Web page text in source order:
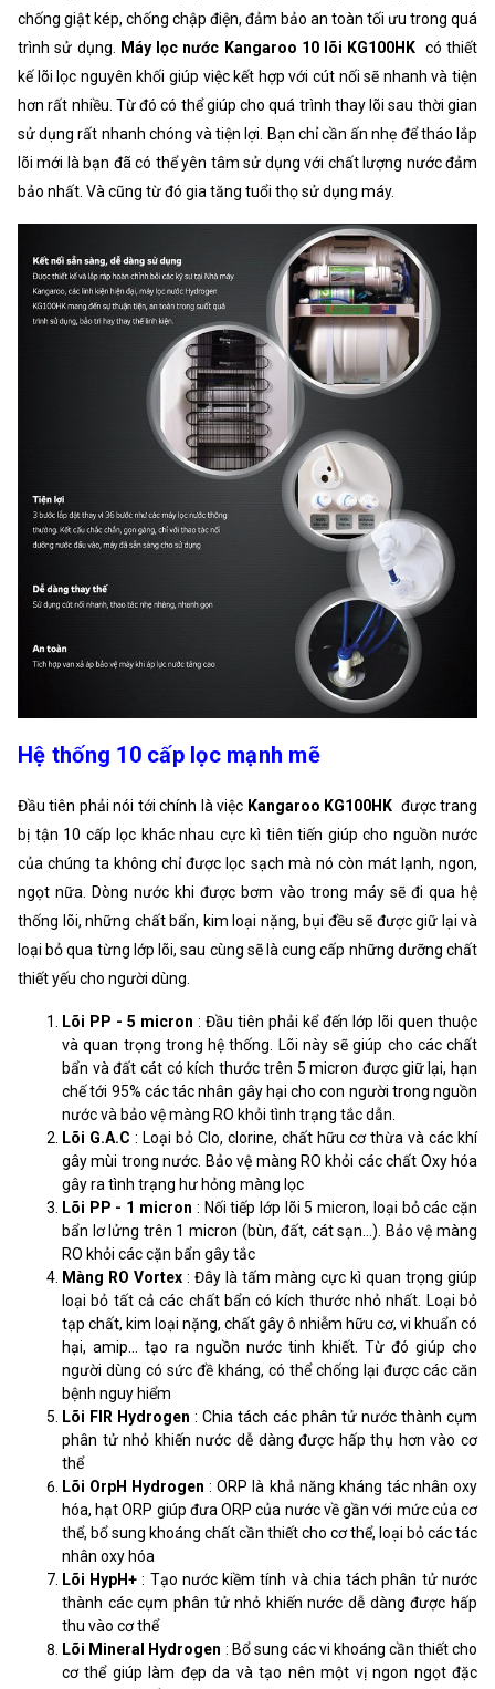
chống giật kép, chống chập điện, đảm bảo an toàn tối ưu trong quá
trình sử dụng.
Máy lọc nước Kangaroo 10 lõi KG100HK có thiết
kế lõi lọc nguyên khối giúp việc kết hợp với cút nối sẽ nhanh và tiện
hơn rất nhiều. Từ đó có thể giúp cho quá trình thay lõi sau thời gian
sử dụng rất nhanh chóng và tiện lợi. Bạn chỉ cần ấn nhẹ để tháo lắp
lõi mới là bạn đã có thể yên tâm sử dụng với chất lượng nước đảm
bảo nhất. Và cũng từ đó gia tăng tuổi thọ sử dụng máy.
Hệ thống 10 cấp lọc mạnh mẽ
Đầu tiên phải nói tới chính là việc Kangaroo KG100HK được trang
bị tận 10 cấp lọc khác nhau cực kì tiên tiến giúp cho nguồn nước
của chúng ta không chỉ được lọc sạch mà nó còn mát lạnh, ngon,
ngọt nữa. Dòng nước khi được bơm vào trong máy sẽ đi qua hệ
thống lõi, những chất bẩn, kim loại nặng, bụi đều sẽ được giữ lại và
loại bỏ qua từng lớp lõi, sau cùng sẽ là cung cấp những dưỡng chất
thiết yếu cho người dùng.
Lõi PP - 5 micron : Đầu tiên phải kể đến lớp lõi quen thuộc
và quan trọng trong hệ thống. Lõi này sẽ giúp cho các chất
bẩn và đất cát có kích thước trên 5 micron được giữ lại, hạn
chế tới 95% các tác nhân gây hại cho con người trong nguồn
nước và bảo vệ màng RO khỏi tình trạng tắc dẫn.
Lõi G.A.C : Loại bỏ Clo, clorine, chất hữu cơ thừa và các khí
gây mùi trong nước. Bảo vệ màng RO khỏi các chất Oxy hóa
gây ra tình trạng hư hỏng màng lọc
Lõi PP - 1 micron : Nối tiếp lớp lõi 5 micron, loại bỏ các cặn
bẩn lơ lửng trên 1 micron (bùn, đất, cát sạn…). Bảo vệ màng
RO khỏi các cặn bẩn gây tắc
Màng RO Vortex : Đây là tấm màng cực kì quan trọng giúp
loại bỏ tất cả các chất bẩn có kích thước nhỏ nhất. Loại bỏ
tạp chất, kim loại nặng, chất gây ô nhiễm hữu cơ, vi khuẩn có
hại, amip… tạo ra nguồn nước tinh khiết. Từ đó giúp cho
người dùng có sức đề kháng, có thể chống lại được các căn
bệnh nguy hiểm
Lõi FIR Hydrogen : Chia tách các phân tử nước thành cụm
phân tử nhỏ khiến nước dễ dàng được hấp thụ hơn vào cơ
thể
Lõi OrpH Hydrogen : ORP là khả năng kháng tác nhân oxy
hóa, hạt ORP giúp đưa ORP của nước về gần với mức của cơ
thể, bổ sung khoáng chất cần thiết cho cơ thể, loại bỏ các tác
nhân oxy hóa
Lõi HypH+ : Tạo nước kiềm tính và chia tách phân tử nước
thành các cụm phân tử nhỏ khiến nước dễ dàng được hấp
thu vào cơ thể
Lõi Mineral Hydrogen : Bổ sung các vi khoáng cần thiết cho
cơ thể giúp làm đẹp da và tạo nên một vị ngon ngọt đặc